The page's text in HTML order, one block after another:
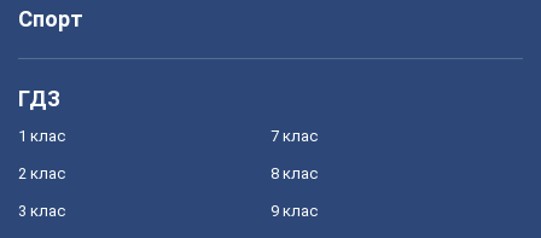
Спорт
ГДЗ
1 клас
2 клас
3 клас
7 клас
8 клас
9 клас